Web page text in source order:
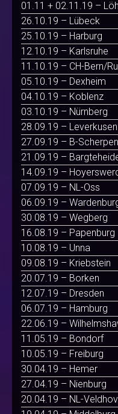
01.11 + 02.11.19 –
26.10.19 – Lübeck
25.10.19 – Harburg
12.10.19 – Karlsruhe
11.10.19 – CH-Bern/
05.10.19 – Dexheim
04.10.19 – Koblenz
03.10.19 – Nürnberg
28.09.19 – Leverkusen
27.09.19 – B-
21.09.19 –
14.09.19 –
07.09.19 – NL-Oss
06.09.19 –
30.08.19 – Wegberg
16.08.19 – Papenburg
10.08.19 – Unna
09.08.19 – Kriebstein
20.07.19 – Borken
12.07.19 – Dresden
06.07.19 – Hamburg
22.06.19 –
11.05.19 – Bondorf
10.05.19 – Freiburg
30.04.19 – Hemer
27.04.19 – Nienburg
20.04.19 – NL-